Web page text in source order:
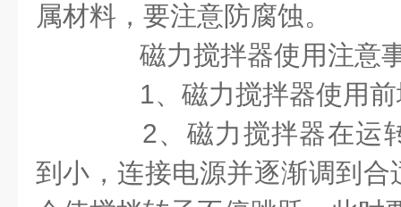
属材料，要注意防腐蚀。
磁力搅拌器使用注意
1、磁力搅拌器使用前
2、磁力搅拌器在运
到小，连接电源并逐渐调到